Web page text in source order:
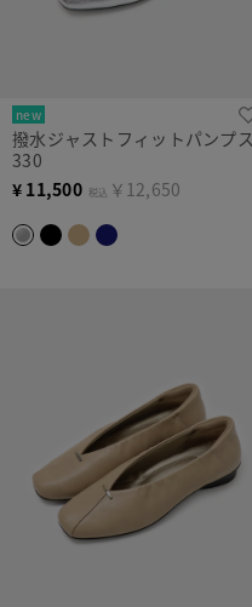
new
撥水ジャストフィットパンプス
330
¥ 11,500 税込 ￥12,650